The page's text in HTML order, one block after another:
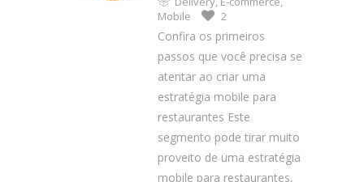
Mobile
2
Confira os primeiros
passos que você precisa se
atentar ao criar uma
estratégia mobile para
restaurantes Este
segmento pode tirar muito
proveito de uma estratégia
mobile para restaurantes,